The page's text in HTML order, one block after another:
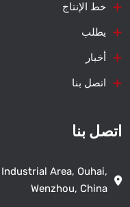
خط الإنتاج
يطلب
أخبار
اتصل بنا
اتصل بنا
Area, Ouhai,
Wenzhou, China